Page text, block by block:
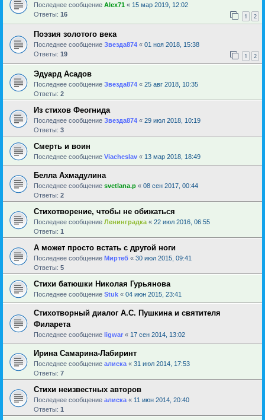
Последнее сообщение Alex71 « 15 мар 2019, 12:02
Ответы: 16 1 2
Поэзия золотого века
Последнее сообщение Звезда874 « 01 ноя 2018, 15:38
Ответы: 19 1 2
Эдуард Асадов
Последнее сообщение Звезда874 « 25 авг 2018, 10:35
Ответы: 2
Из стихов Феогнида
Последнее сообщение Звезда874 « 29 июл 2018, 10:19
Ответы: 3
Смерть и воин
Последнее сообщение Viacheslav « 13 мар 2018, 18:49
Белла Ахмадулина
Последнее сообщение svetlana.p « 08 сен 2017, 00:44
Ответы: 2
Стихотворение, чтобы не обижаться
Последнее сообщение Ленинградка « 22 июл 2016, 06:55
Ответы: 1
А может просто встать с другой ноги
Последнее сообщение Миртеб « 30 июл 2015, 09:41
Ответы: 5
Стихи батюшки Николая Гурьянова
Последнее сообщение Stuk « 04 июн 2015, 23:41
Стихотворный диалог А.С. Пушкина и святителя
Филарета
Последнее сообщение ligwar « 17 сен 2014, 13:02
Ирина Самарина-Лабиринт
Последнее сообщение алиска « 31 июл 2014, 17:53
Ответы: 7
Стихи неизвестных авторов
Последнее сообщение алиска « 11 июн 2014, 20:40
Ответы: 1